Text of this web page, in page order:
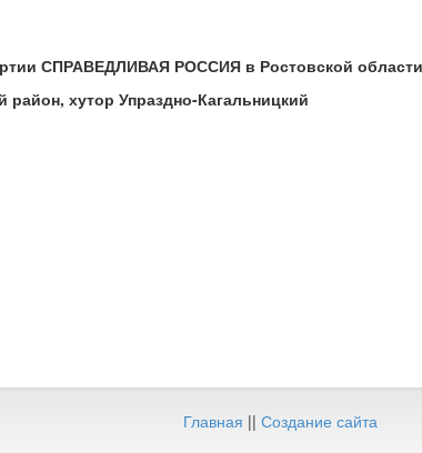
СПРАВЕДЛИВАЯ РОССИЯ в Ростовской области
район, хутор Упраздно-Кагальницкий
Главная || Создание сайта